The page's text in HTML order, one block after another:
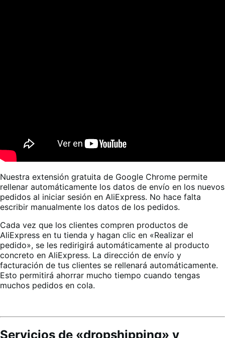
Nuestra extensión gratuita de Google Chrome permite
rellenar automáticamente los datos de envío en los nuevos
pedidos al iniciar sesión en AliExpress. No hace falta
escribir manualmente los datos de los pedidos.
Cada vez que los clientes compren productos de
AliExpress en tu tienda y hagan clic en «Realizar el
pedido», se les redirigirá automáticamente al producto
concreto en AliExpress. La dirección de envío y
facturación de tus clientes se rellenará automáticamente.
Esto permitirá ahorrar mucho tiempo cuando tengas
muchos pedidos en cola.
Servicios de «dropshipping» y